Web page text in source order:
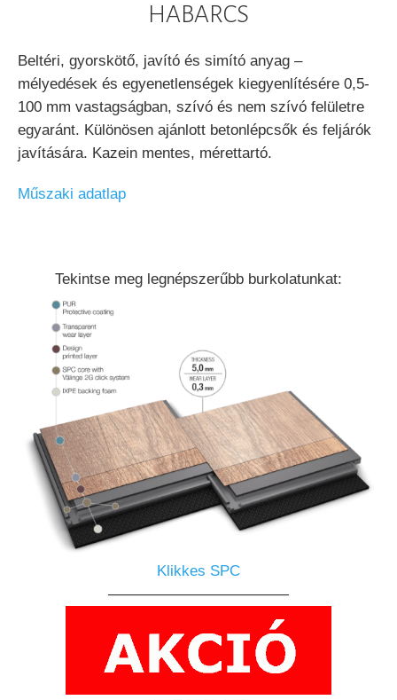
HABARCS
Beltéri, gyorskötő, javító és simító anyag –
mélyedések és egyenetlenségek kiegyenlítésére 0,5-
100 mm vastagságban, szívó és nem szívó felületre
egyaránt. Különösen ajánlott betonlépcsők és feljárók
javítására. Kazein mentes, mérettartó.
Műszaki adatlap
Tekintse meg legnépszerűbb burkolatunkat:
Klikkes SPC
————————————